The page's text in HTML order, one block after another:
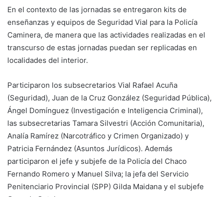
En el contexto de las jornadas se entregaron kits de
enseñanzas y equipos de Seguridad Vial para la Policía
Caminera, de manera que las actividades realizadas en el
transcurso de estas jornadas puedan ser replicadas en
localidades del interior.
Participaron los subsecretarios Vial Rafael Acuña
(Seguridad), Juan de la Cruz González (Seguridad Pública),
Ángel Domínguez (Investigación e Inteligencia Criminal),
las subsecretarias Tamara Silvestri (Acción Comunitaria),
Analía Ramírez (Narcotráfico y Crimen Organizado) y
Patricia Fernández (Asuntos Jurídicos). Además
participaron el jefe y subjefe de la Policía del Chaco
Fernando Romero y Manuel Silva; la jefa del Servicio
Penitenciario Provincial (SPP) Gilda Maidana y el subjefe